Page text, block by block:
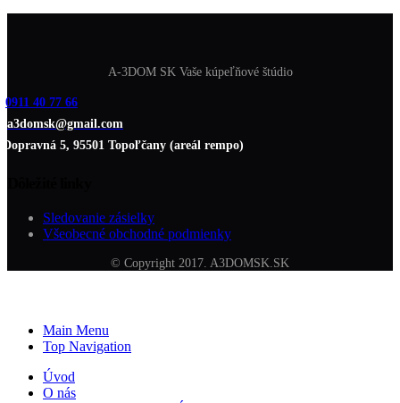
A-3DOM SK Vaše kúpeľňové štúdio
0911 40 77 66
a3domsk@gmail.com
Dopravná 5, 95501 Topoľčany (areál rempo)
Sledovanie zásielky
Všeobecné obchodné podmienky
© Copyright 2017. A3DOMSK.SK
Main Menu
Top Navigation
Úvod
O nás